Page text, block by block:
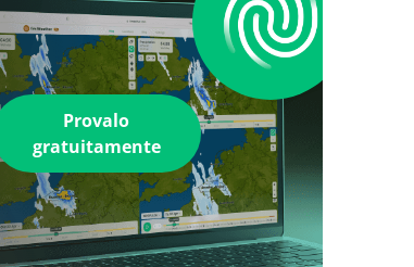
Provalo
gratuitamente